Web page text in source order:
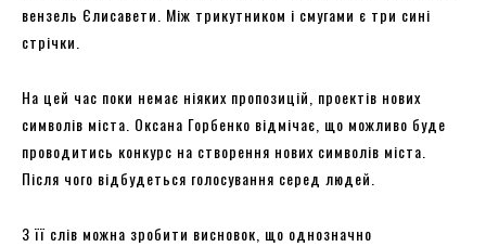
вензель Єлисавети. Між трикутником і смугами є три сині
стрічки.
На цей час поки немає ніяких пропозицій, проектів нових
символів міста. Оксана Горбенко відмічає, що можливо буде
проводитись конкурс на створення нових символів міста.
Після чого відбудеться голосування серед людей.
З її слів можна зробити висновок, що однозначно